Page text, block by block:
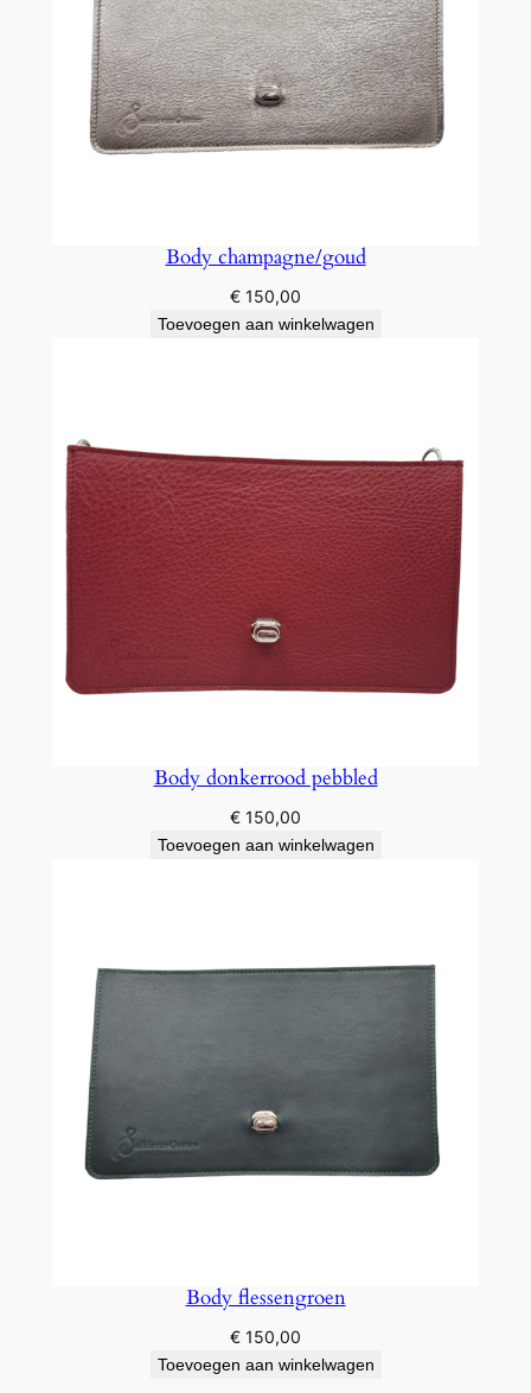
Body champagne/goud
€ 150,00
Toevoegen aan winkelwagen
Body donkerrood pebbled
€ 150,00
Toevoegen aan winkelwagen
Body flessengroen
€ 150,00
Toevoegen aan winkelwagen